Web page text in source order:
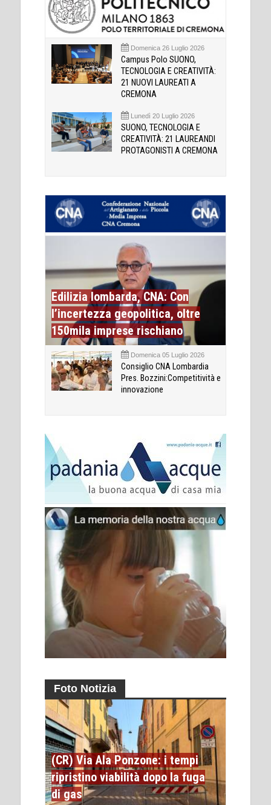
Domenica 26 Luglio 2026
Campus Polo SUONO,
TECNOLOGIA E CREATIVITÀ:
21 NUOVI LAUREATI A
CREMONA
Lunedì 20 Luglio 2026
SUONO, TECNOLOGIA E
CREATIVITÀ: 21 LAUREANDI
PROTAGONISTI A CREMONA
Edilizia lombarda, CNA: Con
l’incertezza geopolitica, oltre
150mila imprese rischiano
Domenica 05 Luglio 2026
Consiglio CNA Lombardia
Pres. Bozzini:Competitività e
innovazione
Foto Notizia
(CR) Via Ala Ponzone: i tempi
ripristino viabilità dopo la fuga
di gas